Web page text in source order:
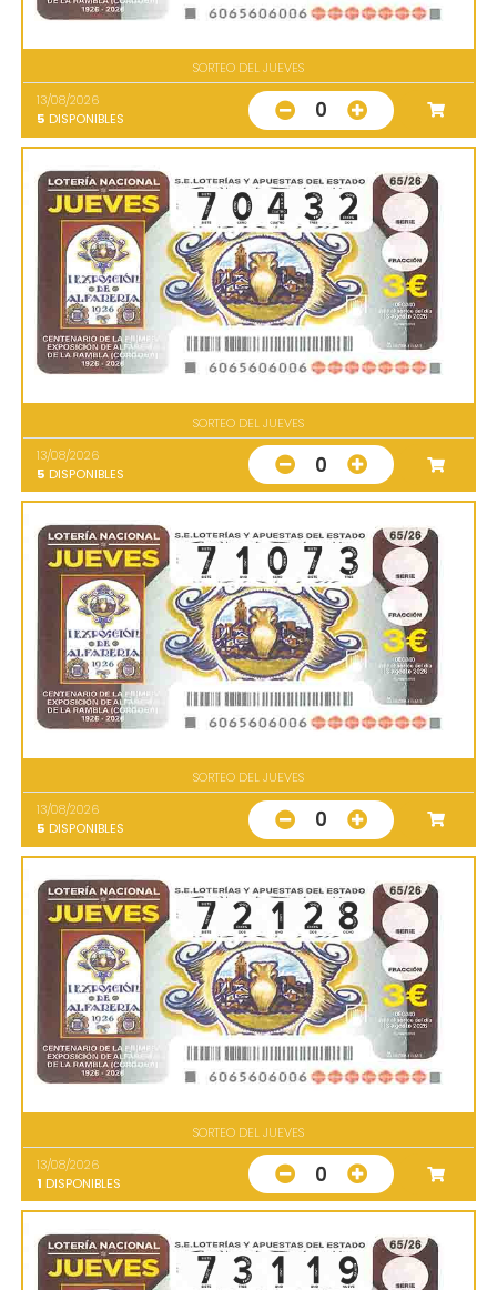
SORTEO DEL JUEVES
13/08/2026
5 DISPONIBLES 0
SORTEO DEL JUEVES
13/08/2026
5 DISPONIBLES 0
SORTEO DEL JUEVES
13/08/2026
5 DISPONIBLES 0
SORTEO DEL JUEVES
13/08/2026
1 DISPONIBLES 0